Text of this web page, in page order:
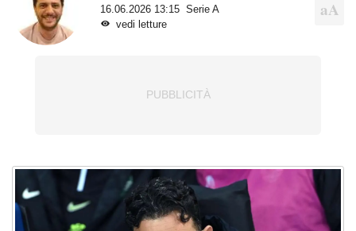
16.06.2026 13:15
Serie A
vedi letture